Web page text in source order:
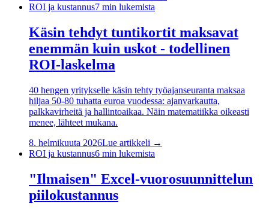
ROI ja kustannus7 min lukemista
Käsin tehdyt tuntikortit maksavat
enemmän kuin uskot - todellinen
ROI-laskelma
40 hengen yritykselle käsin tehty työajanseuranta maksaa
hiljaa 50-80 tuhatta euroa vuodessa: ajanvarkautta,
palkkavirheitä ja hallintoaikaa. Näin matematiikka oikeasti
menee, lähteet mukana.
8. helmikuuta 2026Lue artikkeli →
ROI ja kustannus6 min lukemista
"Ilmaisen" Excel-vuorosuunnittelun
piilokustannus